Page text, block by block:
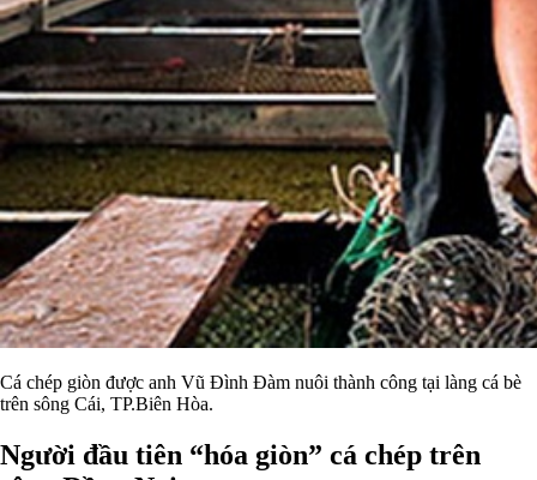
Cá chép giòn được anh Vũ Đình Đàm nuôi thành công tại làng cá bè
trên sông Cái, TP.Biên Hòa.
Người đầu tiên “hóa giòn” cá chép trên